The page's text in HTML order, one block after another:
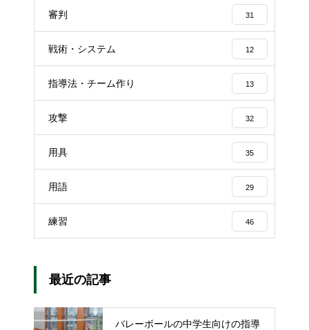
審判 31
戦術・システム 12
指導法・チーム作り 13
攻撃 32
用具 35
用語 29
練習 46
最近の記事
バレーボールの中学生向けの指導